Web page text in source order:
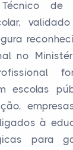
de
no
escolas
à
para